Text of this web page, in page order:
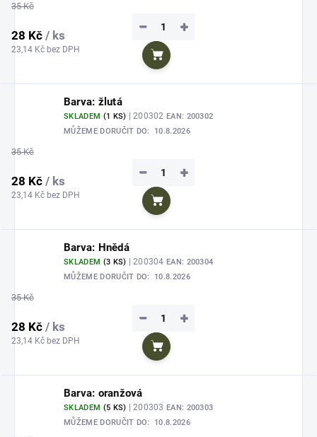
35 Kč
28 Kč / ks
23,14 Kč bez DPH
+
−
Do košíku
Barva: žlutá
SKLADEM (1 KS) | 200302 EAN: 200302
MŮŽEME DORUČIT DO:
10.8.2026
35 Kč
28 Kč / ks
23,14 Kč bez DPH
+
−
Do košíku
Barva: Hnědá
SKLADEM (3 KS) | 200304 EAN: 200304
MŮŽEME DORUČIT DO:
10.8.2026
35 Kč
28 Kč / ks
23,14 Kč bez DPH
+
−
Do košíku
Barva: oranžová
SKLADEM (5 KS) | 200303 EAN: 200303
MŮŽEME DORUČIT DO:
10.8.2026